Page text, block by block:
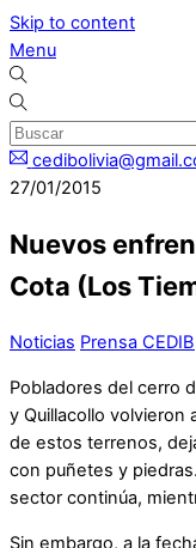
Skip to content
Menu
27/01/2015
Nuevos
Cota (Los
Noticias Prensa CEDIB
Pobladores del cerro
y Quillacollo
de estos terrenos,
con puñetes y
sector continúa,
Sin embargo, a la